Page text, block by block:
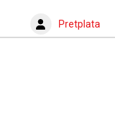
Pretplata